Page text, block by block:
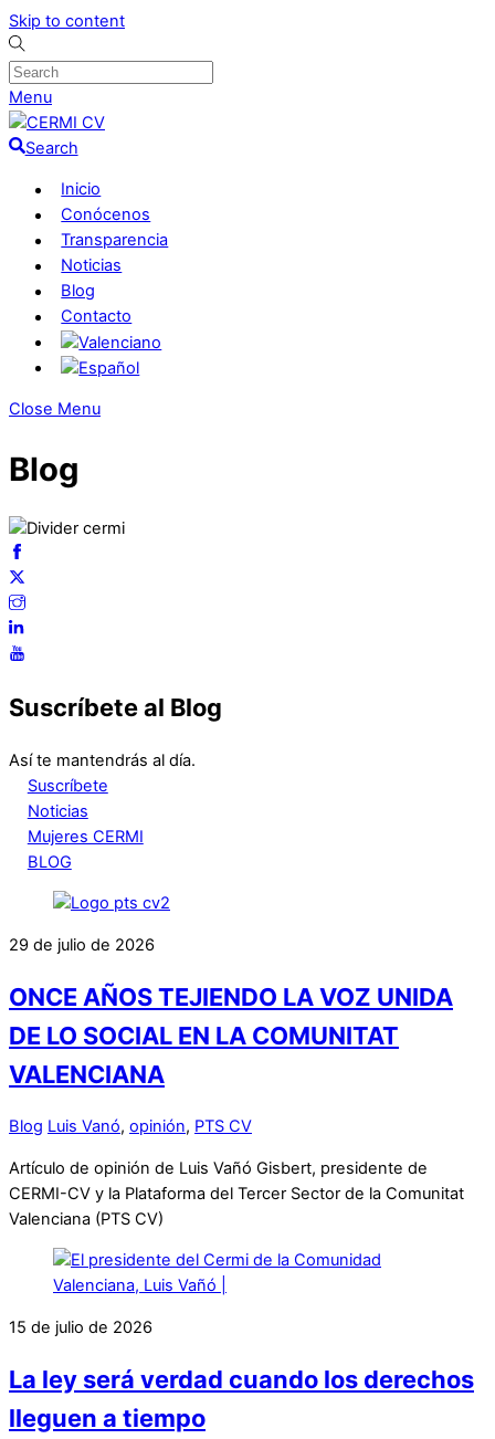
Skip to content
Menu
Search
Inicio
Conócenos
Transparencia
Noticias
Blog
Contacto
Close Menu
Blog
Suscríbete al Blog
Así te mantendrás al día.
Suscríbete
Noticias
Mujeres CERMI
BLOG
29 de julio de 2026
ONCE AÑOS TEJIENDO LA VOZ UNIDA
DE LO SOCIAL EN LA COMUNITAT
VALENCIANA
Blog Luis Vanó, opinión, PTS CV
Artículo de opinión de Luis Vañó Gisbert, presidente de
CERMI-CV y la Plataforma del Tercer Sector de la Comunitat
Valenciana (PTS CV)
15 de julio de 2026
La ley será verdad cuando los derechos
lleguen a tiempo